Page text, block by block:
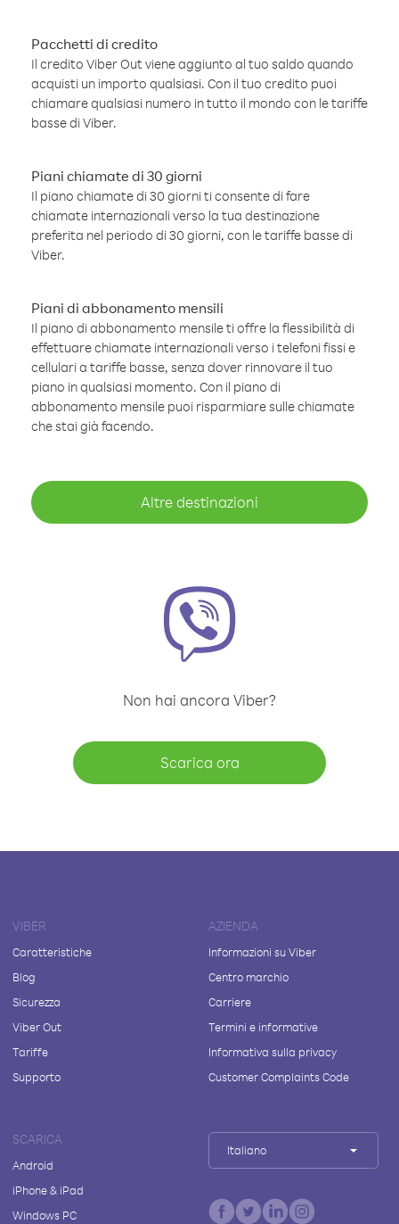
Pacchetti di credito
Il credito Viber Out viene aggiunto al tuo saldo quando
acquisti un importo qualsiasi. Con il tuo credito puoi
chiamare qualsiasi numero in tutto il mondo con le tariffe
basse di Viber.
Piani chiamate di 30 giorni
Il piano chiamate di 30 giorni ti consente di fare
chiamate internazionali verso la tua destinazione
preferita nel periodo di 30 giorni, con le tariffe basse di
Viber.
Piani di abbonamento mensili
Il piano di abbonamento mensile ti offre la flessibilità di
effettuare chiamate internazionali verso i telefoni fissi e
cellulari a tariffe basse, senza dover rinnovare il tuo
piano in qualsiasi momento. Con il piano di
abbonamento mensile puoi risparmiare sulle chiamate
che stai già facendo.
Altre destinazioni
Non hai ancora Viber?
Scarica ora
VIBER
Caratteristiche
Blog
Sicurezza
Viber Out
Tariffe
Supporto
AZIENDA
Informazioni su Viber
Centro marchio
Carriere
Termini e informative
Informativa sulla privacy
Customer Complaints Code
SCARICA
Android
iPhone & iPad
Windows PC
Italiano